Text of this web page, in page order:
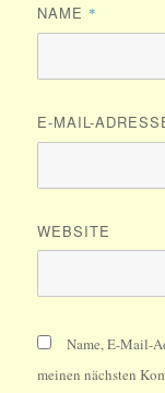
NAME *
E-MAIL-
WEBSITE
Name, E-Mail-
meinen nächsten